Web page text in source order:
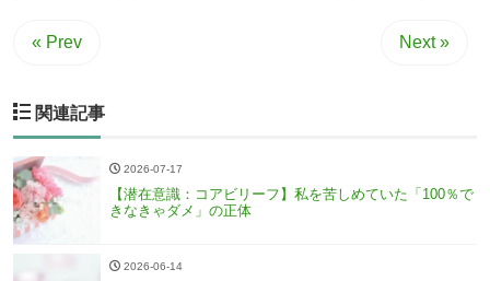
« Prev Next »
関連記事
2026-07-17
【潜在意識：コアビリーフ】私を苦しめていた「100％で
きなきゃダメ」の正体
2026-06-14